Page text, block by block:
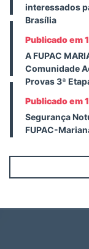
interessados
Brasília
Publicado em
A FUPAC
Comunidade
Provas 3ª
Publicado em
Segurança
FUPAC-